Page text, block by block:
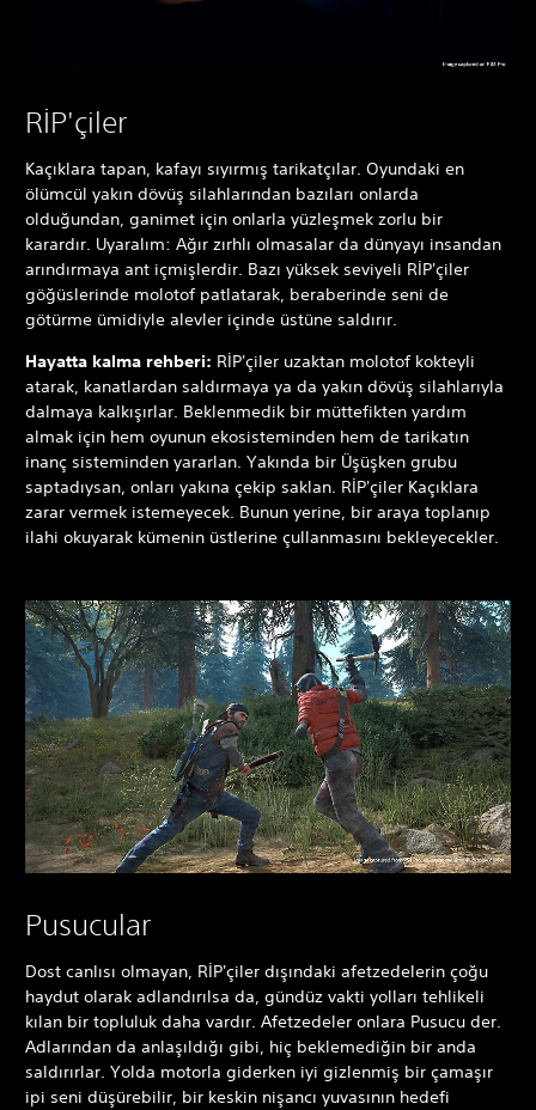
RİP'çiler
Kaçıklara tapan, kafayı sıyırmış tarikatçılar. Oyundaki en
ölümcül yakın dövüş silahlarından bazıları onlarda
olduğundan, ganimet için onlarla yüzleşmek zorlu bir
karardır. Uyaralım: Ağır zırhlı olmasalar da dünyayı insandan
arındırmaya ant içmişlerdir. Bazı yüksek seviyeli RİP'çiler
göğüslerinde molotof patlatarak, beraberinde seni de
götürme ümidiyle alevler içinde üstüne saldırır.
Hayatta kalma rehberi: RİP'çiler uzaktan molotof kokteyli
atarak, kanatlardan saldırmaya ya da yakın dövüş silahlarıyla
dalmaya kalkışırlar. Beklenmedik bir müttefikten yardım
almak için hem oyunun ekosisteminden hem de tarikatın
inanç sisteminden yararlan. Yakında bir Üşüşken grubu
saptadıysan, onları yakına çekip saklan. RİP'çiler Kaçıklara
zarar vermek istemeyecek. Bunun yerine, bir araya toplanıp
ilahi okuyarak kümenin üstlerine çullanmasını bekleyecekler.
Pusucular
Dost canlısı olmayan, RİP'çiler dışındaki afetzedelerin çoğu
haydut olarak adlandırılsa da, gündüz vakti yolları tehlikeli
kılan bir topluluk daha vardır. Afetzedeler onlara Pusucu der.
Adlarından da anlaşıldığı gibi, hiç beklemediğin bir anda
saldırırlar. Yolda motorla giderken iyi gizlenmiş bir çamaşır
ipi seni düşürebilir, bir keskin nişancı yuvasının hedefi